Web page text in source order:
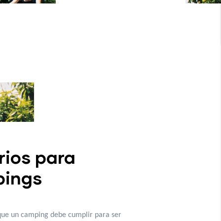
para
un camping debe cumplir para ser